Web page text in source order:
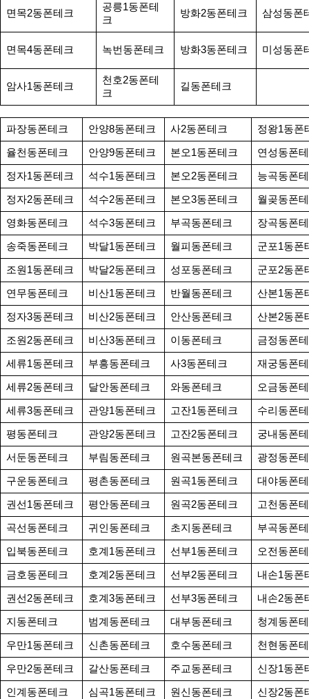
면목2동폰테크
공릉1동폰테
크
방화2동폰테크 삼성동폰
면목4동폰테크 녹번동폰테크 방화3동폰테크 미성동폰
암사1동폰테크
천호2동폰테
크
길동폰테크
파장동폰테크 안양8동폰테크 사2동폰테크
정왕1동폰
율천동폰테크
안양9동폰테크 본오1동폰테크
연성동폰
정자1동폰테크
석수1동폰테크 본오2동폰테크
능곡동폰
정자2동폰테크
석수2동폰테크 본오3동폰테크
월곶동폰
영화동폰테크
석수3동폰테크 부곡동폰테크
장곡동폰
송죽동폰테크
박달1동폰테크 월피동폰테크
군포1동폰
조원1동폰테크
박달2동폰테크 성포동폰테크
군포2동폰
연무동폰테크
비산1동폰테크 반월동폰테크
산본1동폰
정자3동폰테크
비산2동폰테크 안산동폰테크
산본2동폰
조원2동폰테크
비산3동폰테크 이동폰테크
금정동폰
세류1동폰테크
부흥동폰테크 사3동폰테크
재궁동폰
세류2동폰테크
달안동폰테크 와동폰테크
오금동폰
세류3동폰테크
관양1동폰테크 고잔1동폰테크
수리동폰
평동폰테크
관양2동폰테크 고잔2동폰테크
궁내동폰
서둔동폰테크
부림동폰테크 원곡본동폰테크
광정동폰
구운동폰테크
평촌동폰테크 원곡1동폰테크
대야동폰
권선1동폰테크
평안동폰테크 원곡2동폰테크
고천동폰
곡선동폰테크
귀인동폰테크 초지동폰테크
부곡동폰
입북동폰테크
호계1동폰테크 선부1동폰테크
오전동폰
금호동폰테크
호계2동폰테크 선부2동폰테크
내손1동폰
권선2동폰테크
호계3동폰테크 선부3동폰테크
내손2동폰
지동폰테크
범계동폰테크 대부동폰테크
청계동폰
우만1동폰테크
신촌동폰테크 호수동폰테크
천현동폰
우만2동폰테크
갈산동폰테크 주교동폰테크
신장1동폰
인계동폰테크
심곡1동폰테크 원신동폰테크
신장2동폰